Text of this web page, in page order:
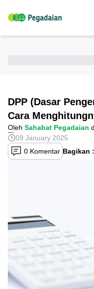
DPP (Dasar
Cara
Oleh Sahabat Pegadaian
09 January 2025
0 Komentar Bagikan :